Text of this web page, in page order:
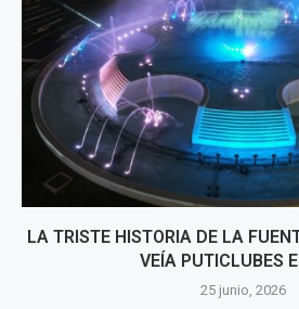
LA TRISTE HISTORIA DE LA
VEÍA PUTICLUBES
25 junio, 2026